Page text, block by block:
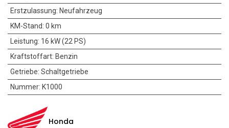
Erstzulassung: Neufahrzeug
KM-Stand: 0 km
Leistung: 16 kW (22 PS)
Kraftstoffart: Benzin
Getriebe: Schaltgetriebe
Nummer: K1000
Honda